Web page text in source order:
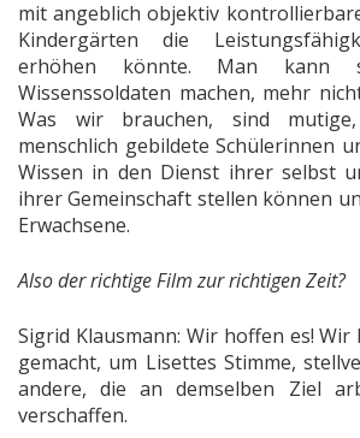
mit angeblich objektiv
Kindergärten die
erhöhen könnte. Man kann
Wissenssoldaten machen, mehr
Was wir brauchen, sind mutige,
menschlich gebildete Schülerinnen
Wissen in den Dienst ihrer selbst
ihrer Gemeinschaft stellen können
Erwachsene.
Also der richtige Film zur richtigen Zeit?
Sigrid Klausmann: Wir hoffen es! Wir
gemacht, um Lisettes Stimme,
andere, die an demselben Ziel
verschaffen.